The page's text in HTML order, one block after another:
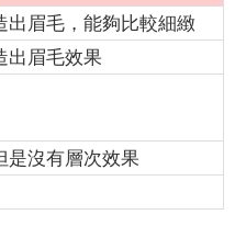
出眉毛，能夠比較細緻
出眉毛效果
是沒有層次效果